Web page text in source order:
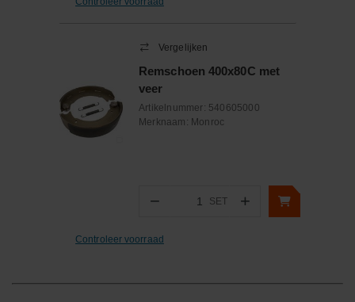
Vergelijken
Remschoen 400x80C met
veer
Artikelnummer: 540605000
Merknaam: Monroc
− Aantal
SET +
Controleer voorraad